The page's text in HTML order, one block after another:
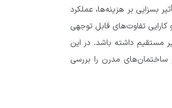
بسزایی بر هزینه‌ها، عملکرد
تفاوت‌های قابل توجهی
مستقیم داشته باشد. در این
ساختمان‌های مدرن را بررسی